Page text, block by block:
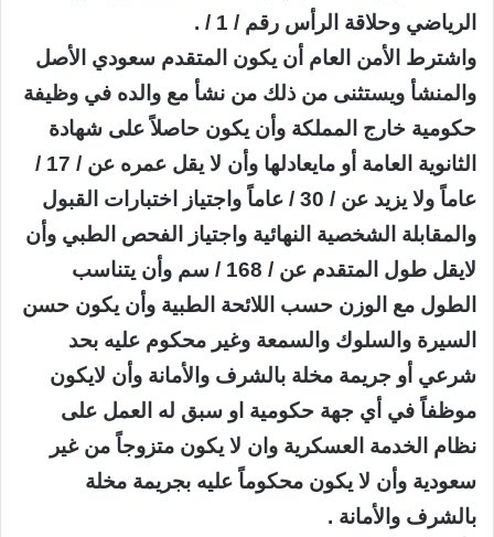
الرياضي وحلاقة الرأس رقم / 1 / .
واشترط الأمن العام أن يكون المتقدم سعودي الأصل
والمنشأ ويستثنى من ذلك من نشأ مع والده في وظيفة
حكومية خارج المملكة وأن يكون حاصلاً على شهادة
الثانوية العامة أو مايعادلها وأن لا يقل عمره عن / 17 /
عاماً ولا يزيد عن / 30 / عاماً واجتياز اختبارات القبول
والمقابلة الشخصية النهائية واجتياز الفحص الطبي وأن
لايقل طول المتقدم عن / 168 / سم وأن يتناسب
الطول مع الوزن حسب اللائحة الطبية وأن يكون حسن
السيرة والسلوك والسمعة وغير محكوم عليه بحد
شرعي أو جريمة مخلة بالشرف والأمانة وأن لايكون
موظفاً في أي جهة حكومية او سبق له العمل على
نظام الخدمة العسكرية وان لا يكون متزوجاً من غير
سعودية وأن لا يكون محكوماً عليه بجريمة مخلة
بالشرف والأمانة .